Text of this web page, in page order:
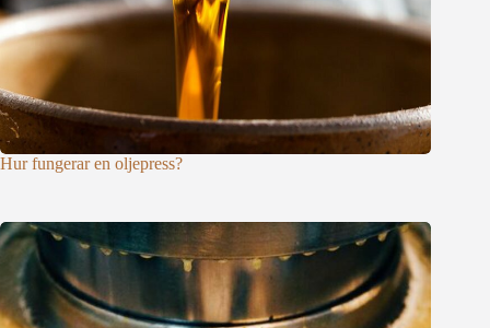
Hur fungerar en oljepress?